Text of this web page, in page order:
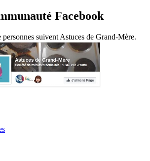
Facebook
suivent Astuces de Grand-Mère.